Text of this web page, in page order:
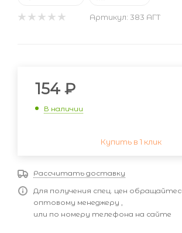
Артикул: 383 АГТ
154 ₽
В наличии
Купить в 1 клик
Рассчитать доставку
Для получения спец. цен
оптовому менеджеру ,
или по номеру телефона на сайте